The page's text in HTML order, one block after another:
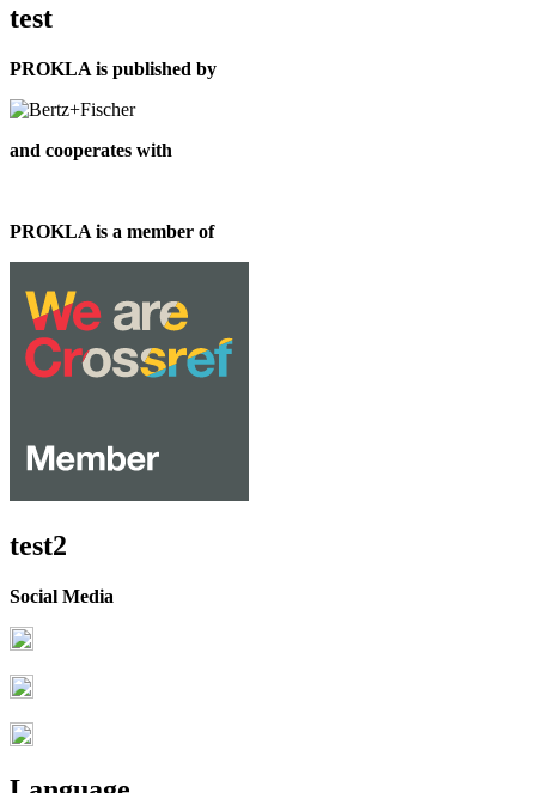
test
PROKLA is published by
and cooperates with
PROKLA is a member of
test2
Social Media